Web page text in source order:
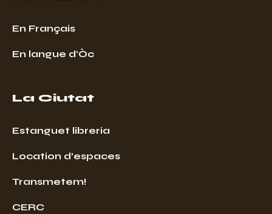
En Français
En langue d’Òc
La Ciutat
Estanguet libreria
Location d’espaces
Transmetem!
CERC